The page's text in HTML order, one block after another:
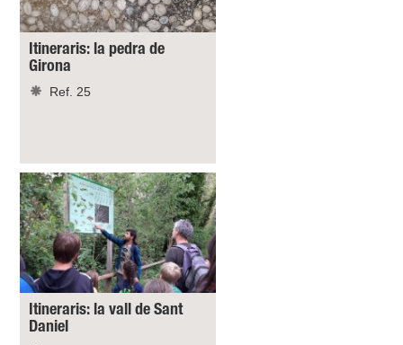
Itineraris: la pedra de
Girona
Ref. 25
Itineraris: la vall de Sant
Daniel